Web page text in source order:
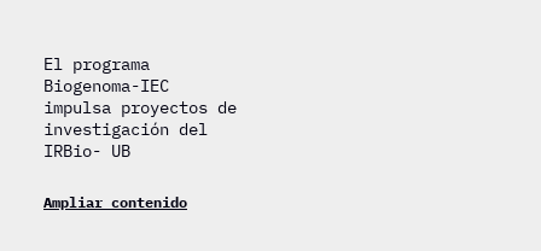
El programa
Biogenoma-IEC
impulsa proyectos de
investigación del
IRBio- UB
Ampliar contenido